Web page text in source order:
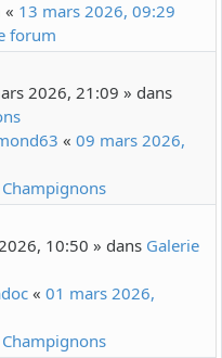
« 13 mars 2026, 09:29
forum
2026, 21:09 » dans
« 09 mars 2026,
10:50 » dans Galerie
« 01 mars 2026,